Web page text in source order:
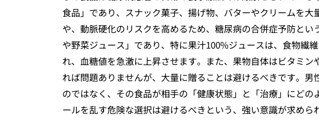
食品」であり、スナック菓子、揚げ物、バターやクリームを
や、動脈硬化のリスクを高めるため、糖尿病の合併症予防と
や野菜ジュース」であり、特に果汁100%ジュースは、食物繊
れ、血糖値を急激に上昇させます。また、果物自体はビタミ
れば問題ありませんが、大量に贈ることは避けるべきです。
のではなく、その食品が相手の「健康状態」と「治療」にど
ールを乱す危険な選択は避けるべきという、強い意識が求めら